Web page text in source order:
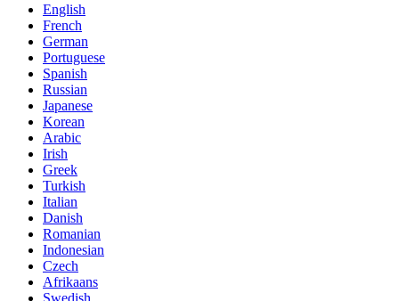
English
French
German
Portuguese
Spanish
Russian
Japanese
Korean
Arabic
Irish
Greek
Turkish
Italian
Danish
Romanian
Indonesian
Czech
Afrikaans
Swedish